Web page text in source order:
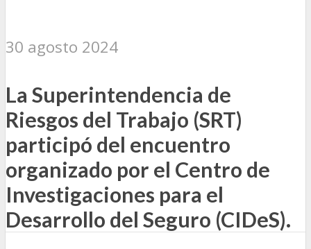
30 agosto 2024
La Superintendencia de
Riesgos del Trabajo (SRT)
participó del encuentro
organizado por el Centro de
Investigaciones para el
Desarrollo del Seguro (CIDeS).